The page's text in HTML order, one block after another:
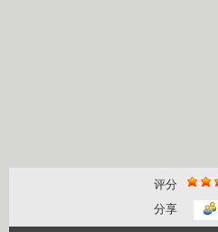
评分
分享